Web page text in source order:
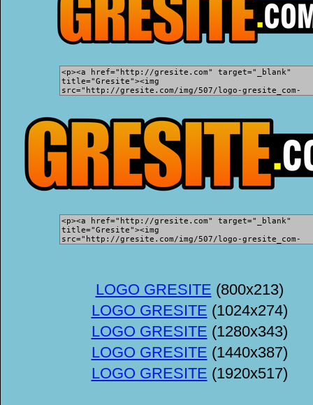
LOGO GRESITE (800x213)
LOGO GRESITE (1024x274)
LOGO GRESITE (1280x343)
LOGO GRESITE (1440x387)
LOGO GRESITE (1920x517)